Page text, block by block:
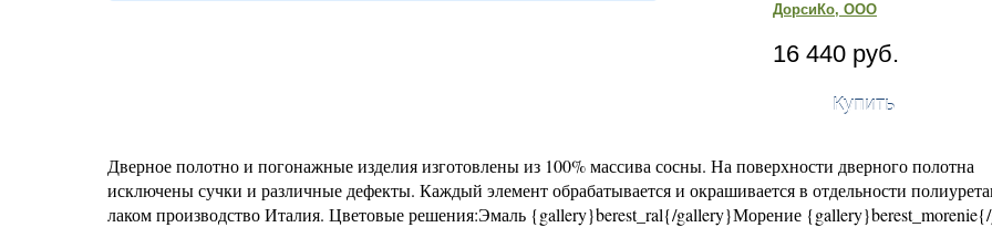
ДорсиКо, ООО
16 440 руб.
Купить
Дверное полотно и погонажные изделия изготовлены из 100% массива сосны. На поверхности дверного полотна
исключены сучки и различные дефекты. Каждый элемент обрабатывается и окрашивается в отдельности
лаком производство Италия. Цветовые решения:Эмаль {gallery}berest_ral{/gallery}Морение